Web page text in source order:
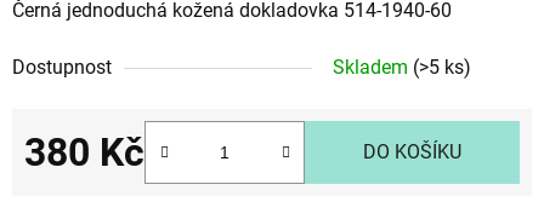
Černá jednoduchá kožená dokladovka 514-1940-60
Dostupnost Skladem (>5 ks)
380 Kč DO KOŠÍKU